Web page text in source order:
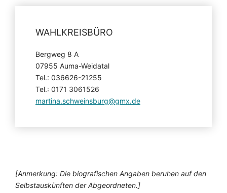
WAHLKREISBÜRO
Bergweg 8 A
07955 Auma-Weidatal
Tel.: 036626-21255
Tel.: 0171 3061526
martina.schweinsburg@gmx.de
[Anmerkung: Die biografischen Angaben beruhen auf den
Selbstauskünften der Abgeordneten.]